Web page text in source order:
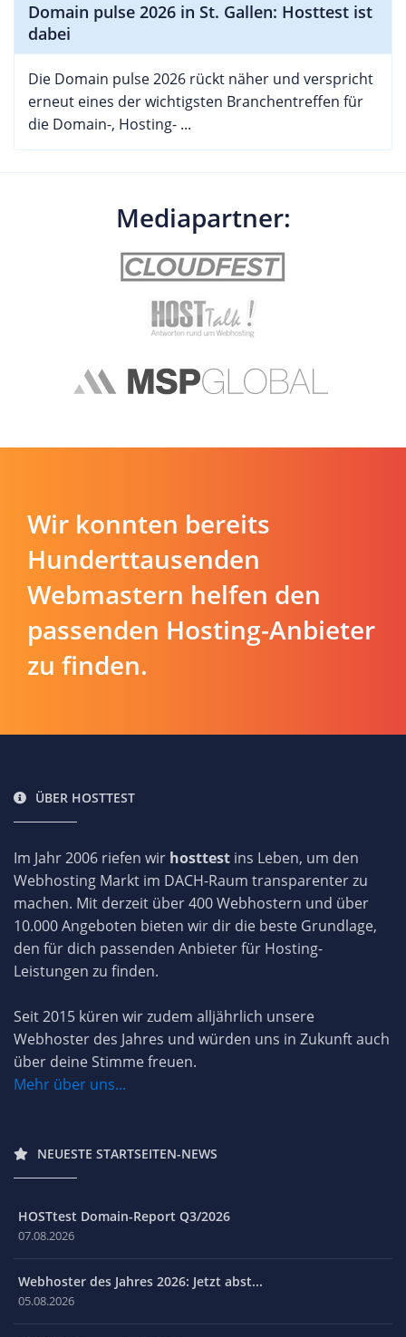
Domain pulse 2026 in St. Gallen: Hosttest ist
dabei
Die Domain pulse 2026 rückt näher und verspricht
erneut eines der wichtigsten Branchentreffen für
die Domain-, Hosting- ...
Mediapartner:
Wir konnten bereits
Hunderttausenden
Webmastern helfen den
passenden Hosting-Anbieter
zu finden.
ÜBER HOSTTEST
Im Jahr 2006 riefen wir hosttest ins Leben, um den
Webhosting Markt im DACH-Raum transparenter zu
machen. Mit derzeit über 400 Webhostern und über
10.000 Angeboten bieten wir dir die beste Grundlage,
den für dich passenden Anbieter für Hosting-
Leistungen zu finden.
Seit 2015 küren wir zudem alljährlich unsere
Webhoster des Jahres und würden uns in Zukunft auch
über deine Stimme freuen.
Mehr über uns...
NEUESTE STARTSEITEN-NEWS
HOSTtest Domain-Report Q3/2026
07.08.2026
Webhoster des Jahres 2026: Jetzt abst...
05.08.2026